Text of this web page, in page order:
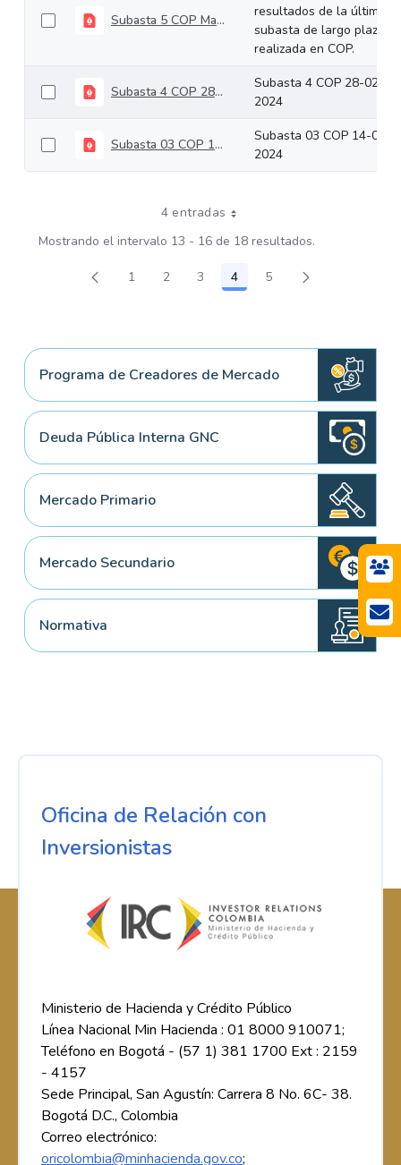
Subasta 5 COP Marzo 13 de 2024
resultados de la última
subasta de largo plazo
realizada en COP.
Subasta 4 COP 28-02-2024
Subasta 4 COP 28-02-
2024
Subasta 03 COP 14-02-2024
Subasta 03 COP 14-02-
2024
4 entradas
Mostrando el intervalo 13 - 16 de 18 resultados.
Página
1 Página
2 Página
3 Página
4 Página
5
Programa de Creadores de Mercado
Deuda Pública Interna GNC
Mercado Primario
Mercado Secundario
Normativa
Oficina de Relación con
Inversionistas
Ministerio de Hacienda y Crédito Público
Línea Nacional Min Hacienda : 01 8000 910071;
Teléfono en Bogotá - (57 1) 381 1700 Ext : 2159
- 4157
Sede Principal, San Agustín: Carrera 8 No. 6C- 38.
Bogotá D.C., Colombia
Correo electrónico:
oricolombia@minhacienda.gov.co;